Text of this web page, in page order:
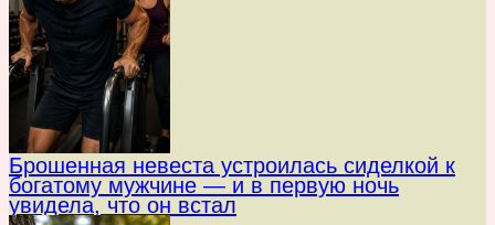
Брошенная невеста устроилась сиделкой к
богатому мужчине — и в первую ночь
увидела, что он встал